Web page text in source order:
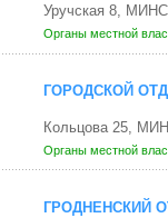
Уручская 8,
Органы местной
ГОРОДСКОЙ
Кольцова 25,
Органы местной
ГРОДНЕНСКИЙ